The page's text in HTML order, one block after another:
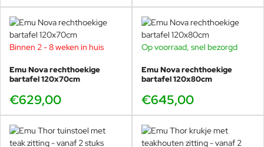
Wij helpen met stoelkeuze, kleurcombinaties en
indelingsadvies.
Welke EMU stoelen passen mooi bij
Nova 70x70?
Bij 70x70 werkt een stoel met een “luchtig” silhouet vaak
het mooist. Een paar bewezen combinaties:
Binnen 2 - 8 weken in huis
Emu Nova rechthoekige
bartafel 120x70cm
€629,00
Op voorraad, snel bezorgd
Emu Nova rechthoekige
bartafel 120x80cm
€645,00